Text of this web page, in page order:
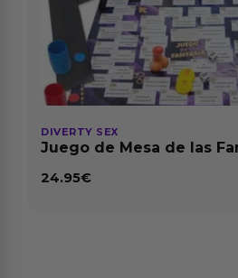
DIVERTY SEX
Juego de Mesa de las
24.95€